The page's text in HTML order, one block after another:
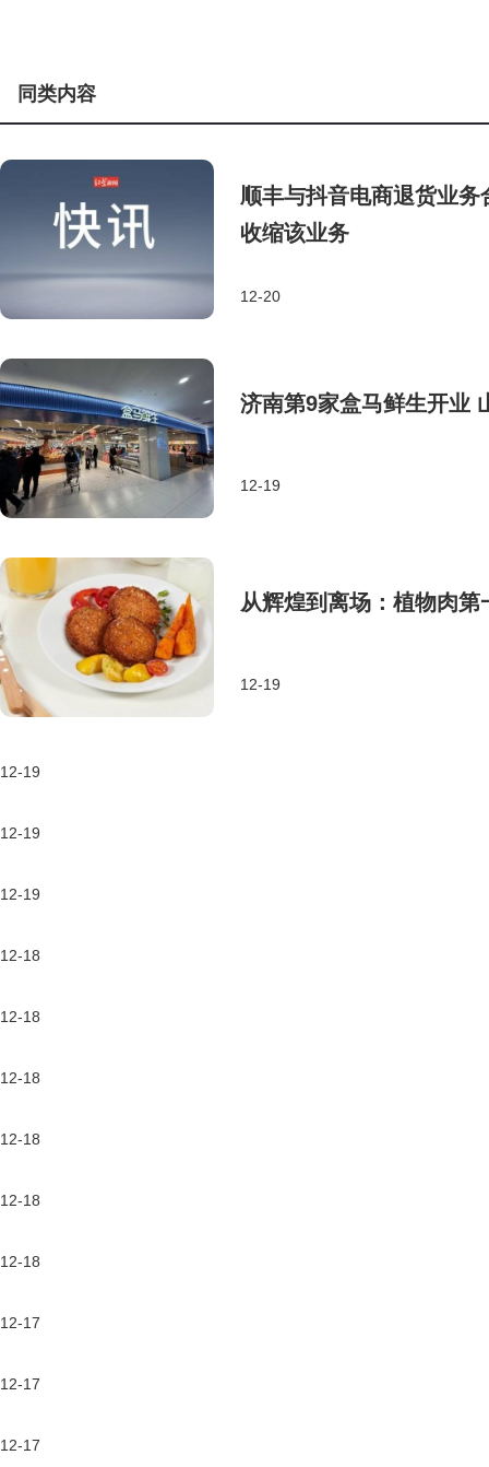
同类内容
顺丰与抖音电商退货业
收缩该业务
12-20
济南第9家盒马鲜生开业
12-19
从辉煌到离场：植物肉
12-19
12-19
12-19
12-19
12-18
12-18
12-18
12-18
12-18
12-18
12-17
12-17
12-17